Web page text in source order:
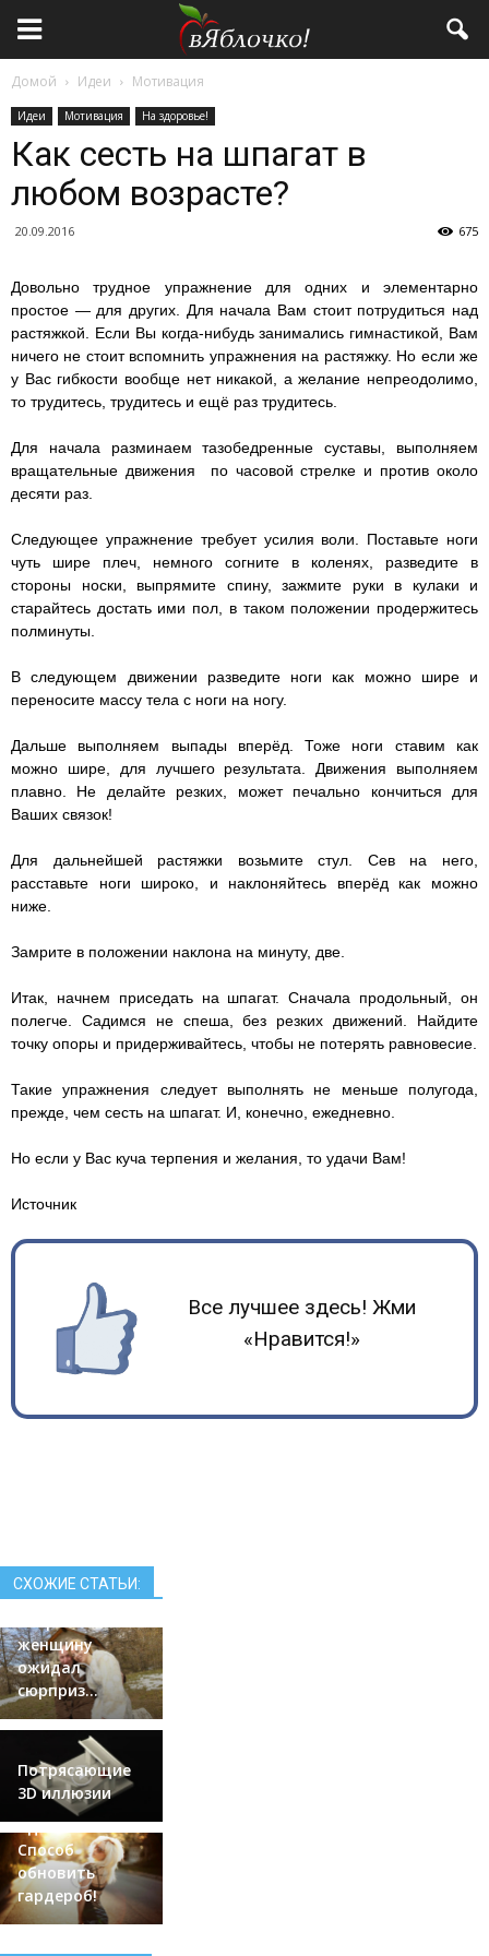
Домой Идеи Мотивация
Идеи Мотивация На здоровье!
Как сесть на шпагат в
любом возрасте?
20.09.2016 675
Довольно трудное упражнение для одних и элементарно
простое — для других. Для начала Вам стоит потрудиться над
растяжкой. Если Вы когда-нибудь занимались гимнастикой, Вам
ничего не стоит вспомнить упражнения на растяжку. Но если же
у Вас гибкости вообще нет никакой, а желание непреодолимо,
то трудитесь, трудитесь и ещё раз трудитесь.
Для начала разминаем тазобедренные суставы, выполняем
вращательные движения по часовой стрелке и против около
десяти раз.
Следующее упражнение требует усилия воли. Поставьте ноги
чуть шире плеч, немного согните в коленях, разведите в
стороны носки, выпрямите спину, зажмите руки в кулаки и
старайтесь достать ими пол, в таком положении продержитесь
полминуты.
В следующем движении разведите ноги как можно шире и
переносите массу тела с ноги на ногу.
Дальше выполняем выпады вперёд. Тоже ноги ставим как
можно шире, для лучшего результата. Движения выполняем
плавно. Не делайте резких, может печально кончиться для
Ваших связок!
Для дальнейшей растяжки возьмите стул. Сев на него,
расставьте ноги широко, и наклоняйтесь вперёд как можно
ниже.
Замрите в положении наклона на минуту, две.
Итак, начнем приседать на шпагат. Сначала продольный, он
полегче. Садимся не спеша, без резких движений. Найдите
точку опоры и придерживайтесь, чтобы не потерять равновесие.
Такие упражнения следует выполнять не меньше полугода,
прежде, чем сесть на шпагат. И, конечно, ежедневно.
Но если у Вас куча терпения и желания, то удачи Вам!
Источник
Все лучшее здесь! Жми
«Нравится!»
СХОЖИЕ СТАТЬИ:
миллионера.
Но после его
женщину
ожидал
сюрприз…
Потрясающие
3D иллюзии
Удивительный
Способ
обновить
гардероб!